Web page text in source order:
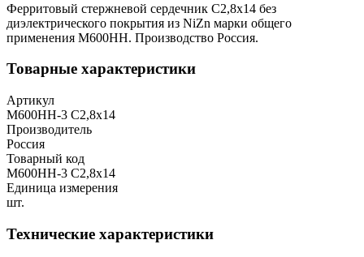
Ферритовый стержневой сердечник С2,8х14 без
диэлектрического покрытия из NiZn марки общего
применения М600НН. Производство Россия.
Товарные характеристики
Артикул
М600НН-3 С2,8х14
Производитель
Россия
Товарный код
М600НН-3 С2,8х14
Единица измерения
шт.
Технические характеристики